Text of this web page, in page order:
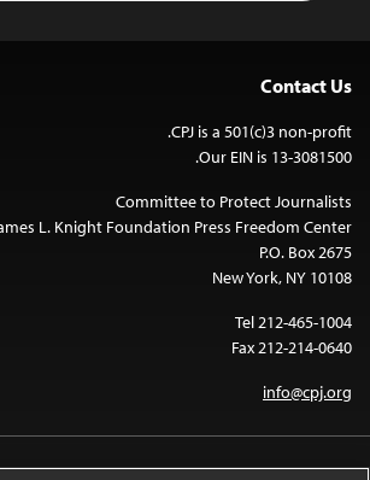
Contact Us
CPJ is a 501(c)3 non-profit.
Our EIN is 13-3081500.
Committee to Protect Journalists
L. Knight Foundation Press Freedom Center
P.O. Box 2675
New York, NY 10108
Tel 212-465-1004
Fax 212-214-0640
info@cpj.org